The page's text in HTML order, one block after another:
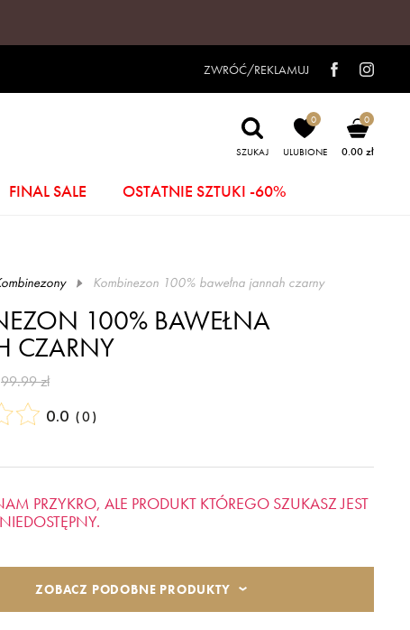
ZWRÓĆ/REKLAMUJ
SZUKAJ
0
ULUBIONE
0
0.00 zł
FINAL SALE OSTATNIE SZTUKI -60%
kombinezon 100% bawełna jannah czarny
100% BAWEŁNA
CZARNY
99.99 zł
0.0 (0)
PRZYKRO, ALE PRODUKT KTÓREGO SZUKASZ JEST
ZOBACZ PODOBNE PRODUKTY